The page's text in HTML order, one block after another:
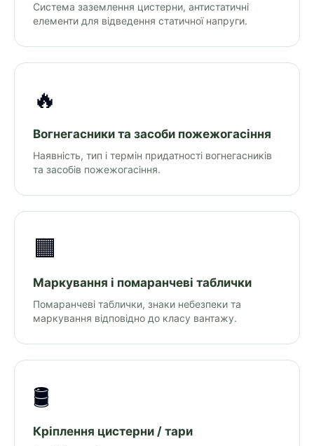
Система заземлення цистерни, антистатичні
елементи для відведення статичної напруги.
🔥
Вогнегасники та засоби пожежогасіння
Наявність, тип і термін придатності вогнегасників
та засобів пожежогасіння.
🟧
Маркування і помаранчеві таблички
Помаранчеві таблички, знаки небезпеки та
маркування відповідно до класу вантажу.
🛢
Кріплення цистерни / тари